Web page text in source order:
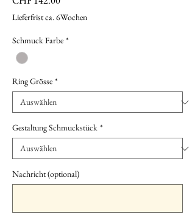
Lieferfrist ca. 6Wochen
Schmuck Farbe *
Ring Grösse *
Gestaltung Schmuckstück *
Nachricht (optional)